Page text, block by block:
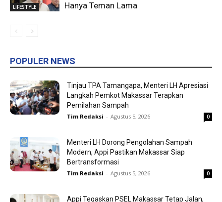
LIFESTYLE
Hanya Teman Lama
POPULER NEWS
Tinjau TPA Tamangapa, Menteri LH Apresiasi
Langkah Pemkot Makassar Terapkan
Pemilahan Sampah
Tim Redaksi - Agustus 5, 2026 0
Menteri LH Dorong Pengolahan Sampah
Modern, Appi Pastikan Makassar Siap
Bertransformasi
Tim Redaksi - Agustus 5, 2026 0
Appi Tegaskan PSEL Makassar Tetap Jalan,